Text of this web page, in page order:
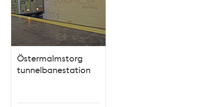
Östermalmstorg
tunnelbanestation